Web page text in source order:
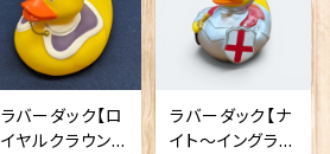
ラバーダック【ロ
イヤルクラウン】
ラバーダック【ナ
イト～イングラン